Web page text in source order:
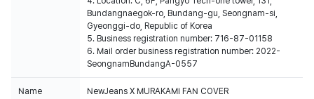
Bundangnaegok-ro, Bundang-gu, Seongnam-si,
Gyeonggi-do, Republic of Korea
5. Business registration number: 716-87-01158
6. Mail order business registration number: 2022-
SeongnamBundangA-0557
Name NewJeans X MURAKAMI FAN COVER